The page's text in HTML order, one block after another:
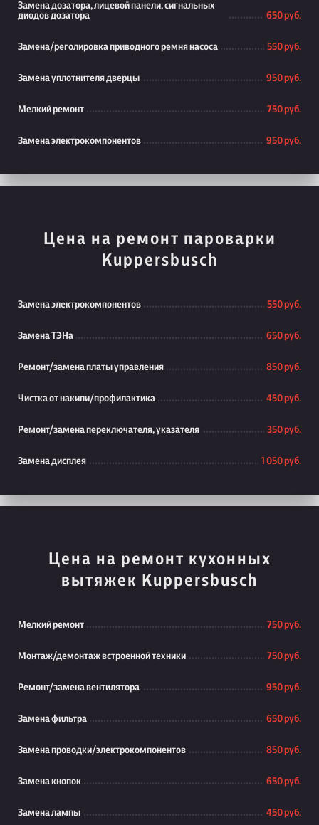
Замена дозатора, лицевой панели, сигнальных
диодов дозатора
650 руб.
Замена/реголировка приводного ремня насоса 550 руб.
Замена уплотнителя дверцы 950 руб.
Мелкий ремонт 750 руб.
Замена электрокомпонентов 950 руб.
Цена на ремонт пароварки
Kuppersbusch
Замена электрокомпонентов 550 руб.
Замена ТЭНа 650 руб.
Ремонт/замена платы управления 850 руб.
Чистка от накипи/профилактика 450 руб.
Ремонт/замена переключателя, указателя 350 руб.
Замена дисплея 1 050 руб.
Цена на ремонт кухонных
вытяжек Kuppersbusch
Мелкий ремонт 750 руб.
Монтаж/демонтаж встроенной техники 750 руб.
Ремонт/замена вентилятора 950 руб.
Замена фильтра 650 руб.
Замена проводки/электрокомпонентов 850 руб.
Замена кнопок 650 руб.
Замена лампы 450 руб.